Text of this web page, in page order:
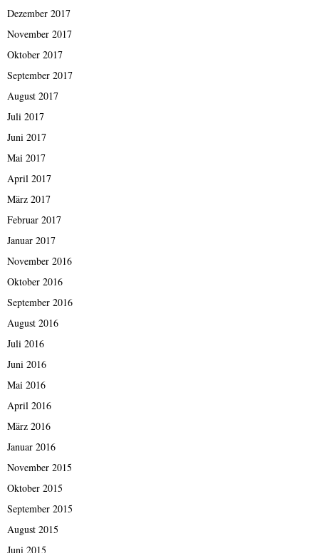
Dezember 2017
November 2017
Oktober 2017
September 2017
August 2017
Juli 2017
Juni 2017
Mai 2017
April 2017
März 2017
Februar 2017
Januar 2017
November 2016
Oktober 2016
September 2016
August 2016
Juli 2016
Juni 2016
Mai 2016
April 2016
März 2016
Januar 2016
November 2015
Oktober 2015
September 2015
August 2015
Juni 2015